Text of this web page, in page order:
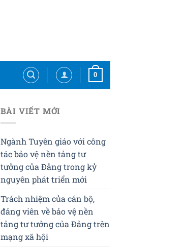
0
BÀI VIẾT MỚI
Ngành Tuyên giáo với công
tác bảo vệ nền tảng tư
tưởng của Đảng trong kỷ
nguyên phát triển mới
Trách nhiệm của cán bộ,
đảng viên về bảo vệ nền
tảng tư tưởng của Đảng trên
mạng xã hội